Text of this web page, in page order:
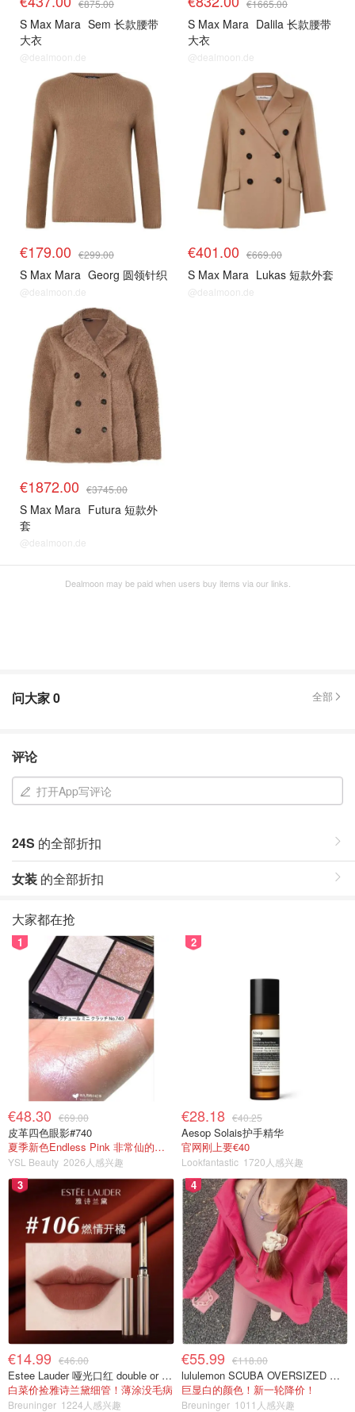
€875.00
S Max Mara Sem 长款腰带
大衣
@dealmoon.de
€1665.00
S Max Mara Dalila 长款腰带
大衣
@dealmoon.de
€179.00 €299.00
S Max Mara Georg 圆领针织
@dealmoon.de
€401.00 €669.00
S Max Mara Lukas 短款外套
@dealmoon.de
€1872.00 €3745.00
S Max Mara Futura 短款外
套
@dealmoon.de
Dealmoon may be paid when users buy items via our links.
问大家0 全部
评论
打开App写评论
24S 的全部折扣
女装 的全部折扣
大家都在抢
1
€48.30 €69.00
皮革四色眼影#740
夏季新色Endless Pink 非常仙的亮片盘！
YSL Beauty 2026人感兴趣
2
€28.18 €40.25
Aesop Solais护手精华
官网刚上要€40
Lookfantastic 1720人感兴趣
3
€14.99 €46.00
Estee Lauder 哑光口红 double or nothing色号
白菜价捡雅诗兰黛细管！薄涂没毛病
Breuninger 1224人感兴趣
4
€55.99 €118.00
lululemon SCUBA OVERSIZED 半拉链卫衣 紫红色
巨显白的颜色！新一轮降价！
Breuninger 1011人感兴趣